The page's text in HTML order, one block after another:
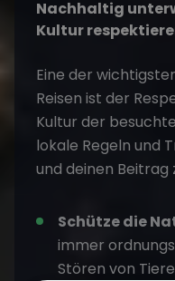
Nachhaltig
Kultur
Eine der
Reisen ist der
Kultur der
lokale Regeln und
und deinen Beitrag
Schütze die
immer
Stören von